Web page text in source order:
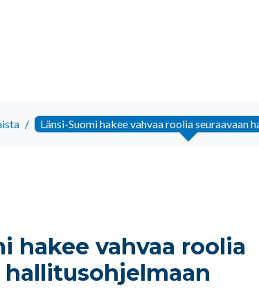
/ Länsi-Suomi hakee vahvaa roolia seuraavaan
hakee vahvaa roolia
hallitusohjelmaan